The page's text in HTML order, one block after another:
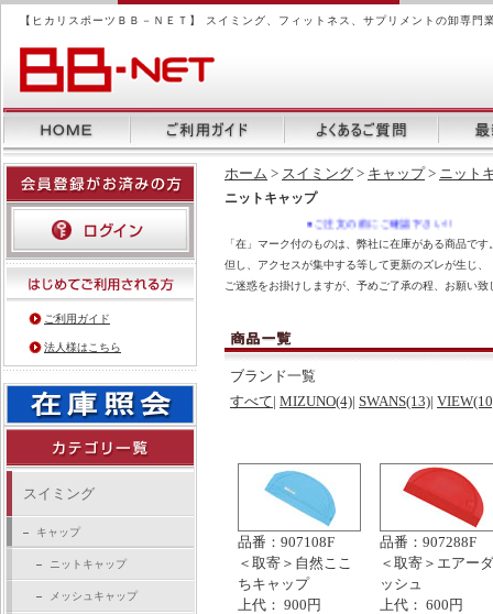
【ヒカリスポーツＢＢ－ＮＥＴ】 スイミング、フィットネス、サプリメントの卸専門
ご利用ガイド
法人様はこちら
スイミング
キャップ
ニットキャップ
メッシュキャップ
ホーム > スイミング > キャップ> ニット
ニットキャップ
●ご注文の前にご確認下さい!!
「在」マーク付のものは、弊社に在庫がある商品で
但し、アクセスが集中する等して更新のズレが生じ
ご迷惑をお掛けしますが、予めご了承の程、お願い致
ブランド一覧
すべて| MIZUNO(4)| SWANS(13)|
品番：907108F
＜取寄＞自然ここ
ちキャップ
上代： 900円
品番：907288F
＜取寄＞エアーダ
ッシュ
上代： 600円